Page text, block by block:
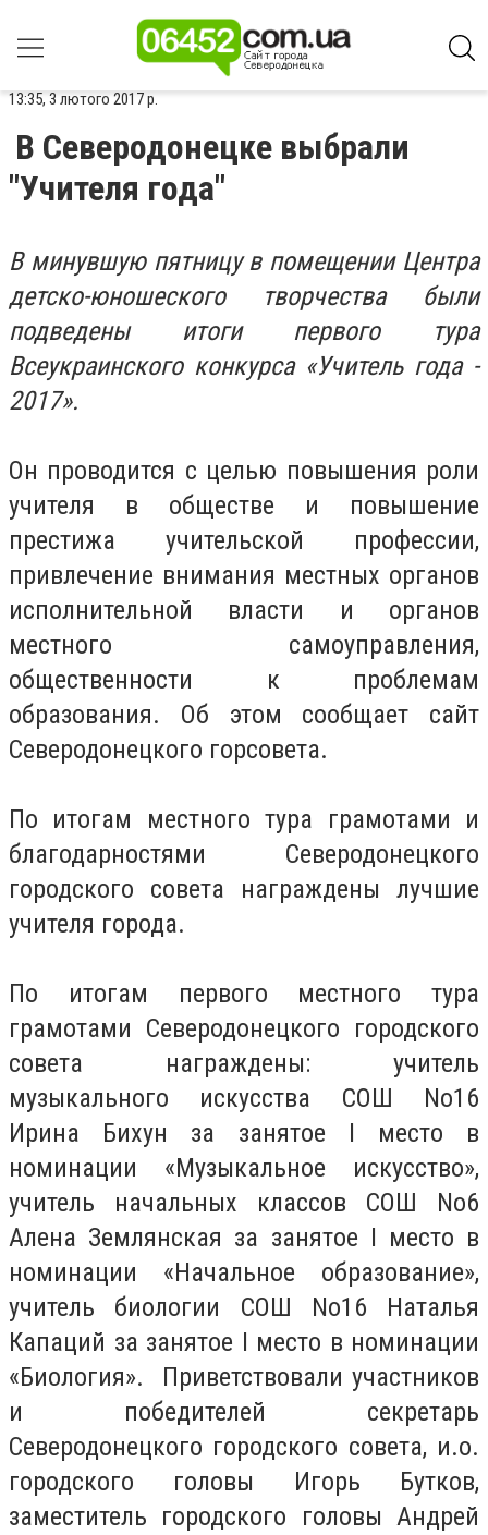
13:35, 3 лютого 2017 р.
В Северодонецке выбрали
"Учителя года"
В минувшую пятницу в помещении Центра
детско-юношеского творчества были
подведены итоги первого тура
Всеукраинского конкурса «Учитель года -
2017».
Он проводится с целью повышения роли
учителя в обществе и повышение
престижа учительской профессии,
привлечение внимания местных органов
исполнительной власти и органов
местного самоуправления,
общественности к проблемам
образования. Об этом сообщает сайт
Северодонецкого горсовета.
По итогам местного тура грамотами и
благодарностями Северодонецкого
городского совета награждены лучшие
учителя города.
По итогам первого местного тура
грамотами Северодонецкого городского
совета награждены: учитель
музыкального искусства СОШ No16
Ирина Бихун за занятое I место в
номинации «Музыкальное искусство»,
учитель начальных классов СОШ No6
Алена Землянская за занятое I место в
номинации «Начальное образование»,
учитель биологии СОШ No16 Наталья
Капаций за занятое I место в номинации
«Биология». Приветствовали участников
и победителей секретарь
Северодонецкого городского совета, и.о.
городского головы Игорь Бутков,
заместитель городского головы Андрей